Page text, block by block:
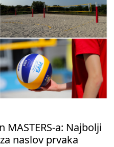
a: Najbolji
naslov prvaka